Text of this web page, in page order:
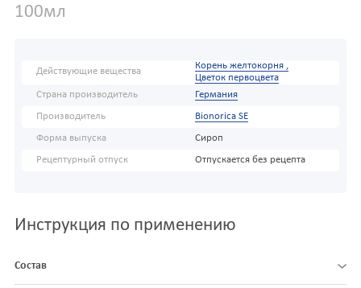
100мл
Действующие вещества
Корень желтокорня ,
Цветок первоцвета
Страна производитель
Германия
Производитель Bionorica SE
Форма выпуска Сироп
Рецептурный отпуск Отпускается без рецепта
Инструкция по применению
Состав